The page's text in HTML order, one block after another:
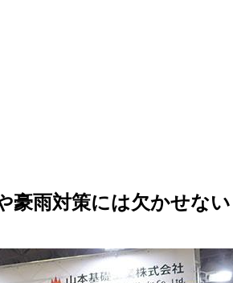
豪雨対策には欠かせな